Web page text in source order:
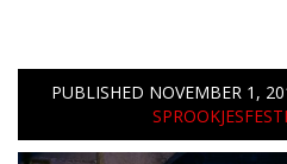
PUBLISHED NOVEMBER 1,